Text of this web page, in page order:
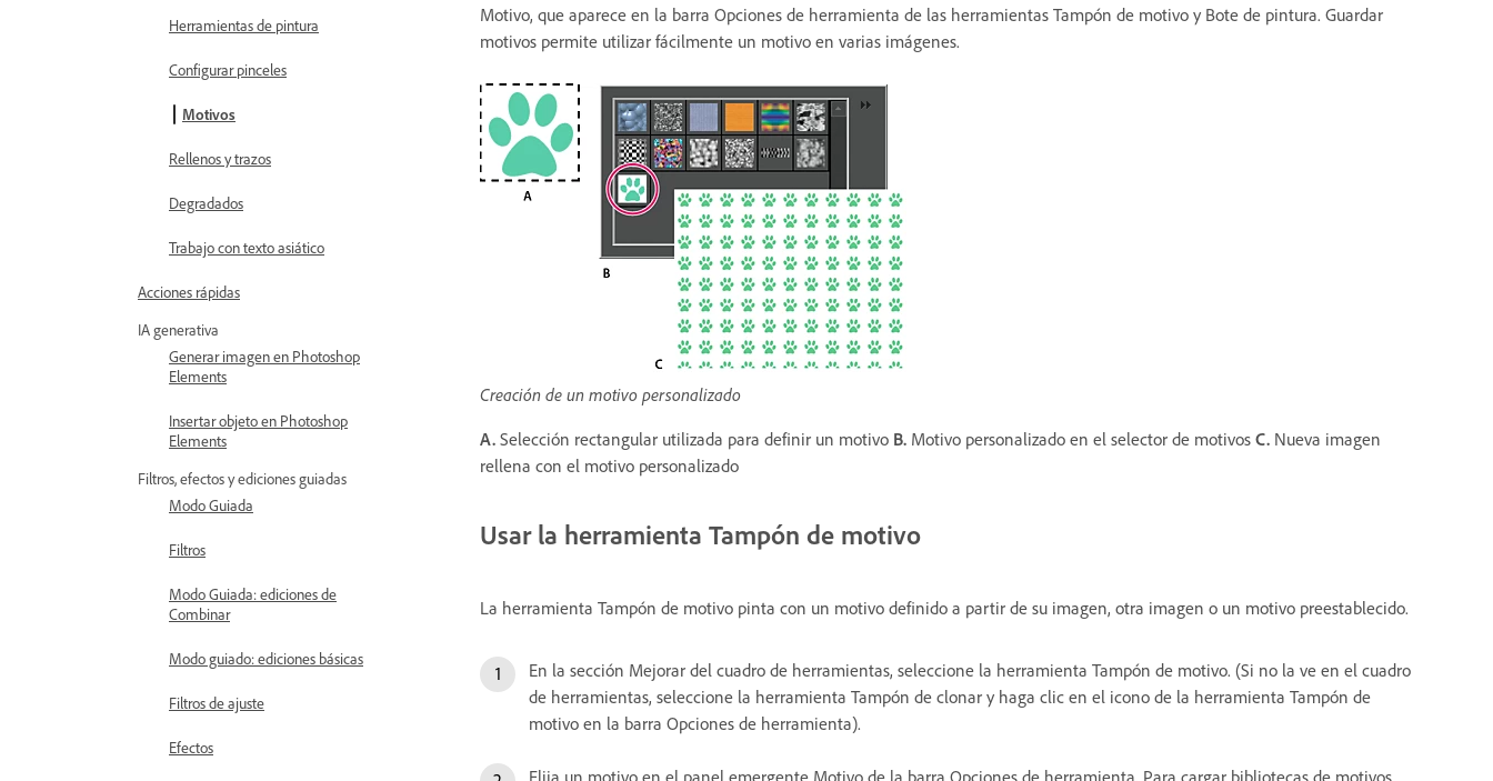
Herramientas de pintura
Configurar pinceles
Motivos
Rellenos y trazos
Degradados
Trabajo con texto asiático
Acciones rápidas
IA generativa
Generar imagen en Photoshop
Elements
Insertar objeto en Photoshop
Elements
Filtros, efectos y ediciones guiadas
Modo Guiada
Filtros
Modo Guiada: ediciones de
Combinar
Modo guiado: ediciones básicas
Filtros de ajuste
Efectos
Motivo, que aparece en la barra Opciones de herramienta de las herramientas Tampón de motivo y Bote de pintura. Guardar
motivos permite utilizar fácilmente un motivo en varias imágenes.
Creación de un motivo personalizado
A. Selección rectangular utilizada para definir un motivo B. Motivo personalizado en el selector de motivos C. Nueva imagen
rellena con el motivo personalizado
Usar la herramienta Tampón de motivo
La herramienta Tampón de motivo pinta con un motivo definido a partir de su imagen, otra imagen o un motivo preestablecido.
En la sección Mejorar del cuadro de herramientas, seleccione la herramienta Tampón de motivo. (Si no la ve en el cuadro
de herramientas, seleccione la herramienta Tampón de clonar y haga clic en el icono de la herramienta Tampón de
motivo en la barra Opciones de herramienta).
Elija un motivo en el panel emergente Motivo de la barra Opciones de herramienta. Para cargar bibliotecas de motivos